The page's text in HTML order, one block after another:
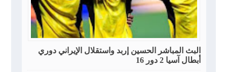
البث المباشر الحسين إربد واستقلال الإيراني دوري
أبطال آسيا 2 دور 16